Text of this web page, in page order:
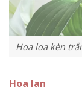
Hoa loa kèn
Hoa lan